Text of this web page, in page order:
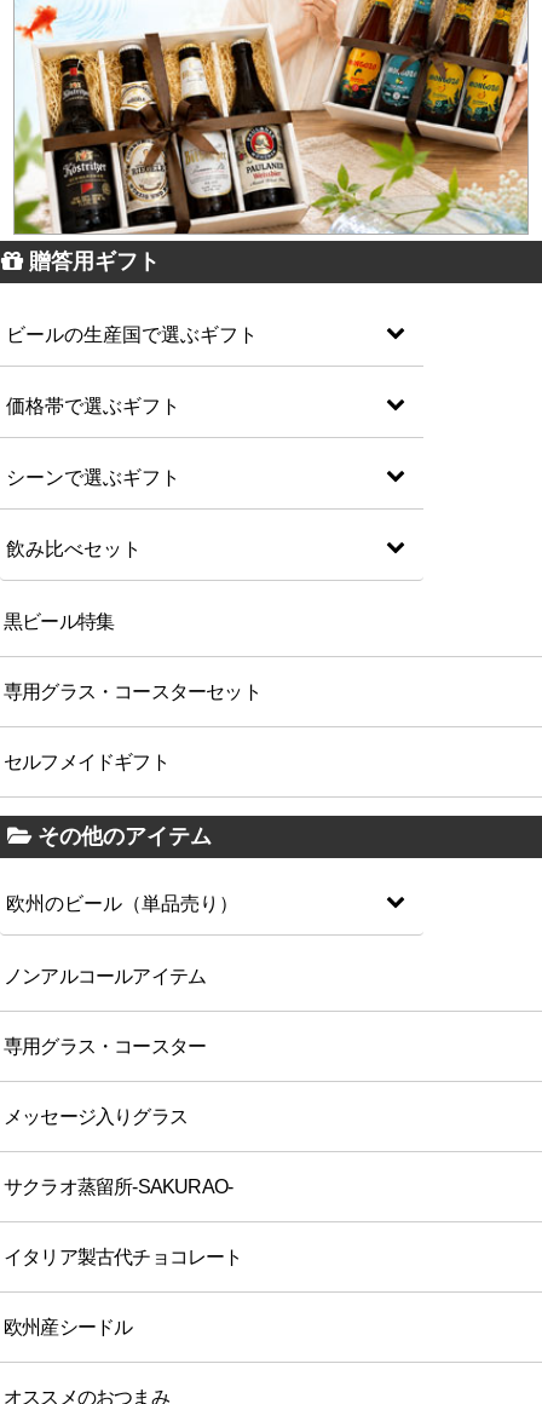
贈答用ギフト
ビールの生産国で選ぶギフト
価格帯で選ぶギフト
シーンで選ぶギフト
飲み比べセット
黒ビール特集
専用グラス・コースターセット
セルフメイドギフト
その他のアイテム
欧州のビール（単品売り）
ノンアルコールアイテム
専用グラス・コースター
メッセージ入りグラス
サクラオ蒸留所-SAKURAO-
イタリア製古代チョコレート
欧州産シードル
オススメのおつまみ